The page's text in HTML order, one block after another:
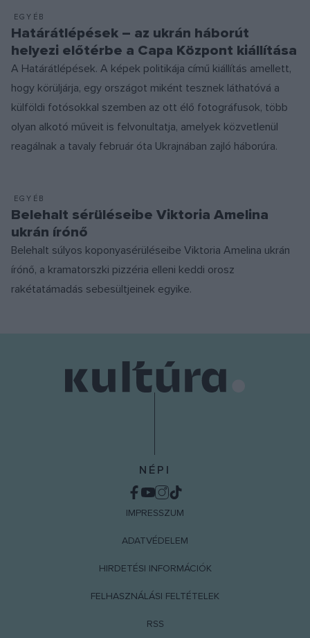
EGYÉB
Határátlépések – az ukrán háborút
helyezi előtérbe a Capa Központ kiállítása
A Határátlépések. A képek politikája című kiállítás amellett,
hogy körüljárja, egy országot miként tesznek láthatóvá a
külföldi fotósokkal szemben az ott élő fotográfusok, több
olyan alkotó műveit is felvonultatja, amelyek közvetlenül
reagálnak a tavaly február óta Ukrajnában zajló háborúra.
EGYÉB
Belehalt sérüléseibe Viktoria Amelina
ukrán írónő
Belehalt súlyos koponyasérüléseibe Viktoria Amelina ukrán
írónő, a kramatorszki pizzéria elleni keddi orosz
rakétatámadás sebesültjeinek egyike.
NÉPI
IMPRESSZUM
ADATVÉDELEM
HIRDETÉSI INFORMÁCIÓK
FELHASZNÁLÁSI FELTÉTELEK
RSS